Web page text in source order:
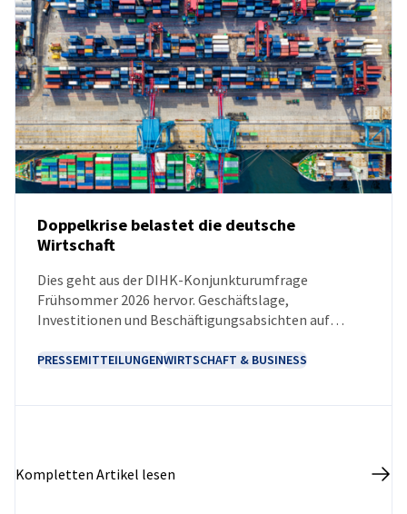
Doppelkrise belastet die deutsche
Wirtschaft
Dies geht aus der DIHK-Konjunkturumfrage
Frühsommer 2026 hervor. Geschäftslage,
Investitionen und Beschäftigungsabsichten auf
strukturelle Entlastungen und Reformen.
PRESSEMITTEILUNGENWIRTSCHAFT & BUSINESS
Kompletten Artikel lesen